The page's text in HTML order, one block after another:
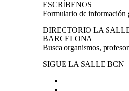
ESCRÍBENOS
Formulario de información
DIRECTORIO LA
BARCELONA
Busca organismos,
SIGUE LA SALLE BCN